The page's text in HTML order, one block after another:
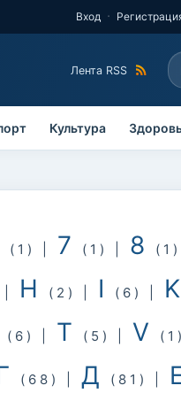
Вход
Лента RSS
Культура
(1) 7 (1) 8 (1)
H (2) I (6) K
(6) T (5) V (1)
(68) Д (81)